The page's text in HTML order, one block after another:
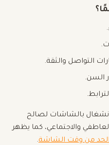
التواصل والثقة.
السن.
بالشاشات لصالح
والاجتماعي، كما يظهر
من وقت الشاشة.